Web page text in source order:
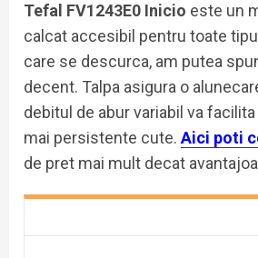
Tefal FV1243E0 Inicio este un
calcat accesibil pentru toate
care se descurca, am putea
decent. Talpa asigura o
debitul de abur variabil va
mai persistente cute. Aici poti
de pret mai mult decat